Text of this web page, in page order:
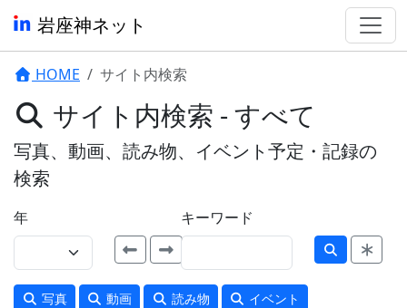
岩座神ネット
HOME サイト内検索
サイト内検索 - すべて
写真、動画、読み物、イベント予定・記録の
検索
年 キーワード
写真 動画 読み物 イベント